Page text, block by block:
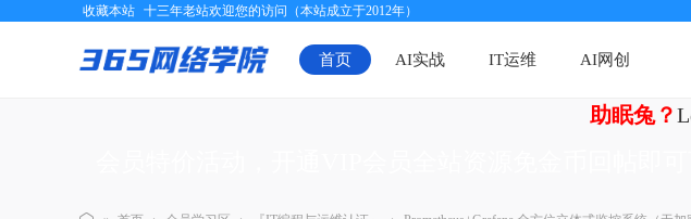
收藏本站 十三年老站欢迎您的访问（本站成立于2012年）
首页 AI实战 IT运维 AI网创
助眠兔？